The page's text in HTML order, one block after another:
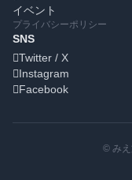
イベント
プライバシーポリシー
SNS
Twitter / X
Instagram
Facebook
© みえ